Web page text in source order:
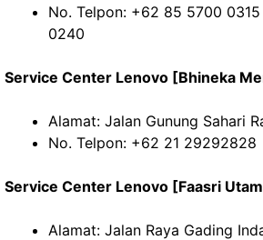
No. Telpon: +62 85 5700
0240
Service Center Lenovo [Bhineka
Alamat: Jalan Gunung Sahari
No. Telpon: +62 21 29292828
Service Center Lenovo [Faasri
Alamat: Jalan Raya Gading